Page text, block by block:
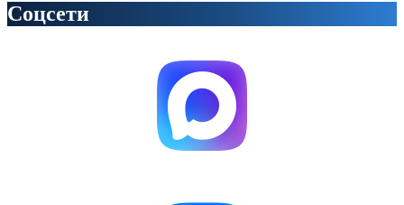
Соцсети